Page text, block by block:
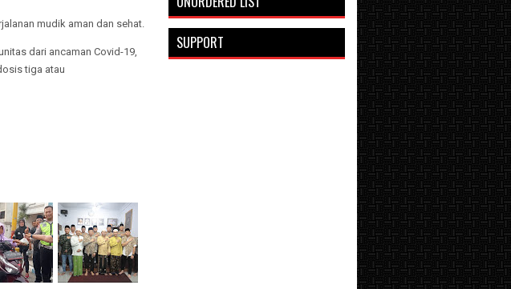
mudik aman dan sehat.
dari ancaman Covid-19,
tiga atau
SUPPORT